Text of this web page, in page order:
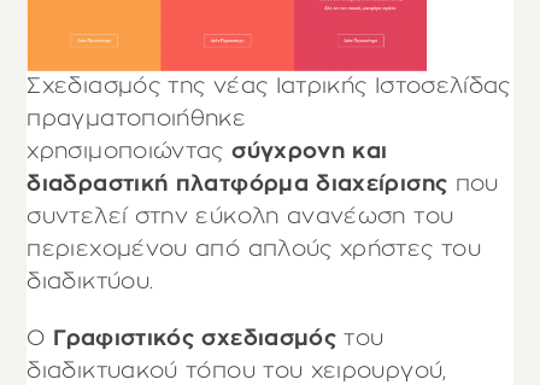
Σχεδιασμός της νέας Ιατρικής Ιστοσελίδας
πραγματοποιήθηκε
χρησιμοποιώνταςσύγχρονη και
διαδραστική πλατφόρμα διαχείρισης που
συντελεί στην εύκολη ανανέωση του
περιεχομένου από απλούς χρήστες του
διαδικτύου.
Ο Γραφιστικός σχεδιασμός του
διαδικτυακού τόπου του χειρουργού,